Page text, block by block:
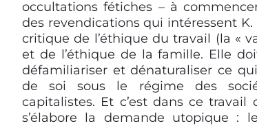
occultations fétiches – à
des revendications qui intéressent K.
critique de l’éthique du travail (la «
et de l’éthique de la famille. Elle
défamiliariser et dénaturaliser ce
de soi sous le régime des
capitalistes. Et c’est dans ce travail
s’élabore la demande utopique :